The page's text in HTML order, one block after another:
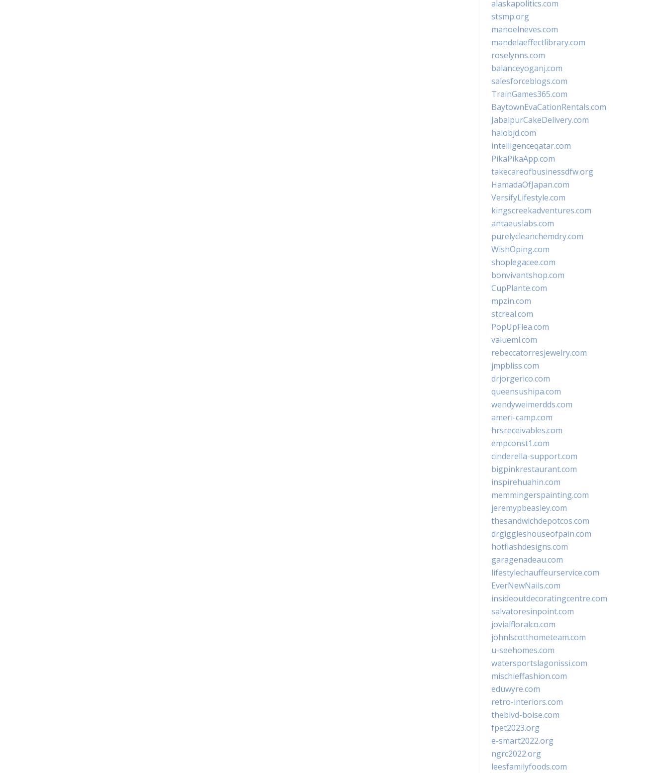
alaskapolitics.com
stsmp.org
manoelneves.com
mandelaeffectlibrary.com
roselynns.com
balanceyoganj.com
salesforceblogs.com
TrainGames365.com
BaytownEvaCationRentals.com
JabalpurCakeDelivery.com
halobjd.com
intelligenceqatar.com
PikaPikaApp.com
takecareofbusinessdfw.org
HamadaOfJapan.com
VersifyLifestyle.com
kingscreekadventures.com
antaeuslabs.com
purelycleanchemdry.com
WishOping.com
shoplegacee.com
bonvivantshop.com
CupPlante.com
mpzin.com
stcreal.com
PopUpFlea.com
valueml.com
rebeccatorresjewelry.com
jmpbliss.com
drjorgerico.com
queensushipa.com
wendyweimerdds.com
ameri-camp.com
hrsreceivables.com
empconst1.com
cinderella-support.com
bigpinkrestaurant.com
inspirehuahin.com
memmingerspainting.com
jeremypbeasley.com
thesandwichdepotcos.com
drgiggleshouseofpain.com
hotflashdesigns.com
garagenadeau.com
lifestylechauffeurservice.com
EverNewNails.com
insideoutdecoratingcentre.com
salvatoresinpoint.com
jovialfloralco.com
johnlscotthometeam.com
u-seehomes.com
watersportslagonissi.com
mischieffashion.com
eduwyre.com
retro-interiors.com
theblvd-boise.com
fpet2023.org
e-smart2022.org
ngrc2022.org
leesfamilyfoods.com